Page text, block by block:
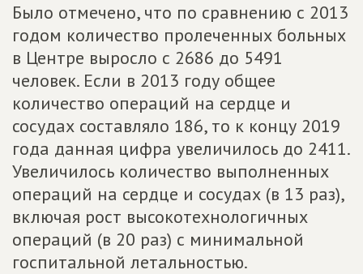
Было отмечено, что по сравнению с 2013
годом количество пролеченных больных
в Центре выросло с 2686 до 5491
человек. Если в 2013 году общее
количество операций на сердце и
сосудах составляло 186, то к концу 2019
года данная цифра увеличилось до 2411.
Увеличилось количество выполненных
операций на сердце и сосудах (в 13 раз),
включая рост высокотехнологичных
операций (в 20 раз) с минимальной
госпитальной летальностью.